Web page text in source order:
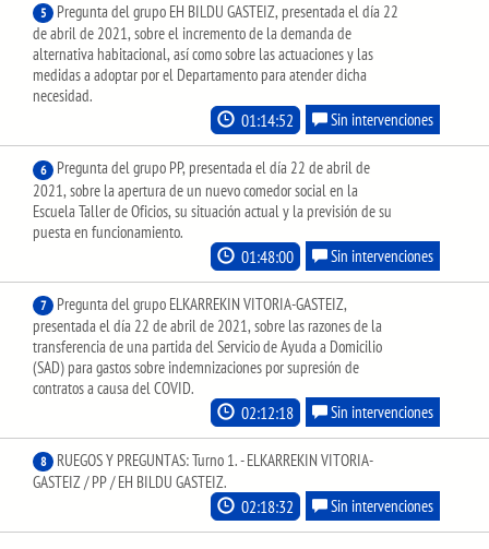
5
Pregunta del grupo EH BILDU GASTEIZ, presentada el día 22
de abril de 2021, sobre el incremento de la demanda de
alternativa habitacional, así como sobre las actuaciones y las
medidas a adoptar por el Departamento para atender dicha
necesidad.
01:14:52 Sin intervenciones
6
Pregunta del grupo PP, presentada el día 22 de abril de
2021, sobre la apertura de un nuevo comedor social en la
Escuela Taller de Oficios, su situación actual y la previsión de su
puesta en funcionamiento.
01:48:00 Sin intervenciones
7
Pregunta del grupo ELKARREKIN VITORIA-GASTEIZ,
presentada el día 22 de abril de 2021, sobre las razones de la
transferencia de una partida del Servicio de Ayuda a Domicilio
(SAD) para gastos sobre indemnizaciones por supresión de
contratos a causa del COVID.
02:12:18 Sin intervenciones
8
RUEGOS Y PREGUNTAS: Turno 1. - ELKARREKIN VITORIA-
GASTEIZ / PP / EH BILDU GASTEIZ.
02:18:32 Sin intervenciones